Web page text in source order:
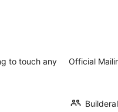
to touch any
Official